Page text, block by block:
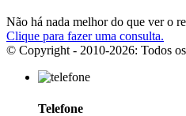
Não há nada melhor do que ver o
Clique para fazer uma consulta.
© Copyright - 2010-2026: Todos
Telefone